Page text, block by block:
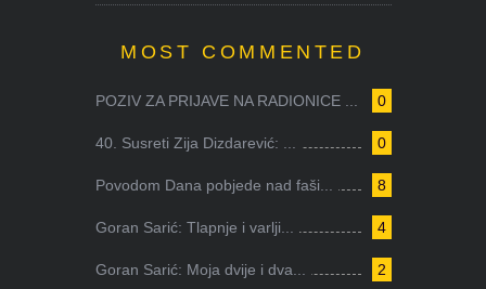
MOST COMMENTED
0
POZIV ZA PRIJAVE NA RADIONICE ...
0
40. Susreti Zija Dizdarević: ...
8
Povodom Dana pobjede nad faši...
4
Goran Sarić: Tlapnje i varlji...
2
Goran Sarić: Moja dvije i dva...